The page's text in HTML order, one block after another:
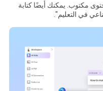
مكتوب. يمكنك أيضًا كتابة
في التعليم".